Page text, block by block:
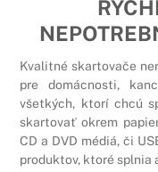
Kvalitné skartovače
pre domácnosti,
všetkých, ktorí chcú
skartovať okrem
CD a DVD médiá, či
produktov, ktoré splnia